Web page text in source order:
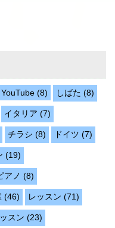
YouTube (8) しばた (8)
イタリア (7)
チラシ (8) ドイツ (7)
(19)
アノ (8)
(46) レッスン (71)
スン (23)